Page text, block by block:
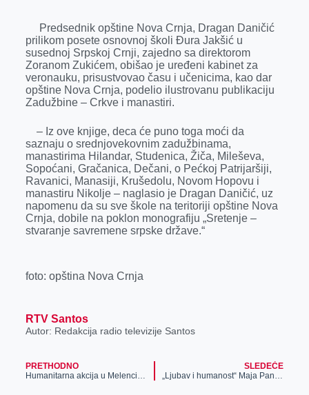
b
o
o
k
e
n
g
e
r
e
d
I
n
r
s
A
p
p
l
Predsednik opštine Nova Crnja, Dragan Daničić
prilikom posete osnovnoj školi Đura Jakšić u
susednoj Srpskoj Crnji, zajedno sa direktorom
Zoranom Zukićem, obišao je uređeni kabinet za
veronauku, prisustvovao času i učenicima, kao dar
opštine Nova Crnja, podelio ilustrovanu publikaciju
Zadužbine – Crkve i manastiri.
– Iz ove knjige, deca će puno toga moći da
saznaju o srednjovekovnim zadužbinama,
manastirima Hilandar, Studenica, Žiča, Mileševa,
Sopoćani, Gračanica, Dečani, o Pećkoj Patrijaršiji,
Ravanici, Manasiji, Krušedolu, Novom Hopovu i
manastiru Nikolje – naglasio je Dragan Daničić, uz
napomenu da su sve škole na teritoriji opštine Nova
Crnja, dobile na poklon monografiju „Sretenje –
stvaranje savremene srpske države.“
foto: opština Nova Crnja
RTV Santos
Autor: Redakcija radio televizije Santos
PRETHODNO
Humanitarna akcija u Melencima
SLEDEĆE
„Ljubav i humanost“ Maja Pandurov Zrenjanin – 30 godina književnog rada i stvaralaštva